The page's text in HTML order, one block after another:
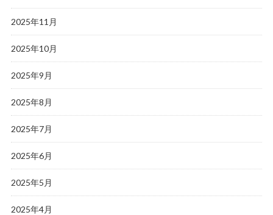
2025年11月
2025年10月
2025年9月
2025年8月
2025年7月
2025年6月
2025年5月
2025年4月